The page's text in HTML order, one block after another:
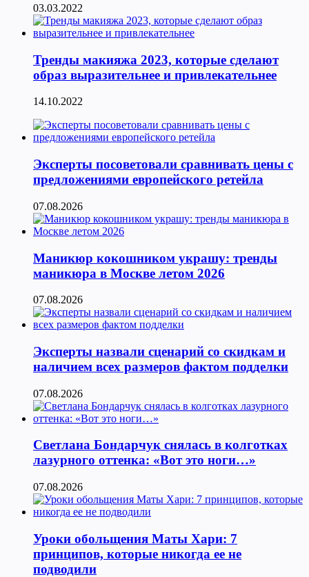
03.03.2022
Тренды макияжа 2023, которые сделают
образ выразительнее и привлекательнее
14.10.2022
Эксперты посоветовали сравнивать цены с
предложениями европейского ретейла
07.08.2026
Маникюр кокошником украшу: тренды
маникюра в Москве летом 2026
07.08.2026
Эксперты назвали сценарий со скидкам и
наличием всех размеров фактом подделки
07.08.2026
Светлана Бондарчук снялась в колготках
лазурного оттенка: «Вот это ноги…»
07.08.2026
Уроки обольщения Маты Хари: 7
принципов, которые никогда ее не
подводили